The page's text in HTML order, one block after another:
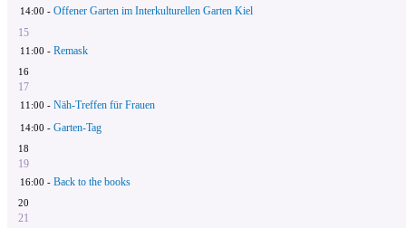
14:00 - Offener Garten im Interkulturellen Garten Kiel
15
11:00 - Remask
16
17
11:00 - Näh-Treffen für Frauen
14:00 - Garten-Tag
18
19
16:00 - Back to the books
20
21